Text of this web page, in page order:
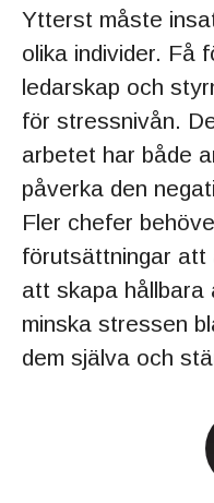
Ytterst måste
olika individer. Få
ledarskap och
för stressnivån.
arbetet har både
påverka den
Fler chefer
förutsättningar
att skapa hållbara
minska stressen
dem själva och